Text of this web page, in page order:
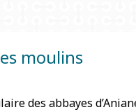
moulins
des abbayes